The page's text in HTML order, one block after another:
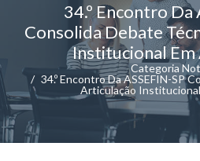
34.º Encontro Da
Consolida Debate
Institucional Em
Categoria
34.º Encontro Da ASSEFIN-SP
Articulação